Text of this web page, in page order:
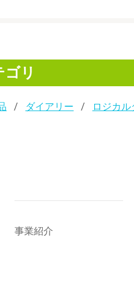
リ
ダイアリー ロジカ
事業紹介